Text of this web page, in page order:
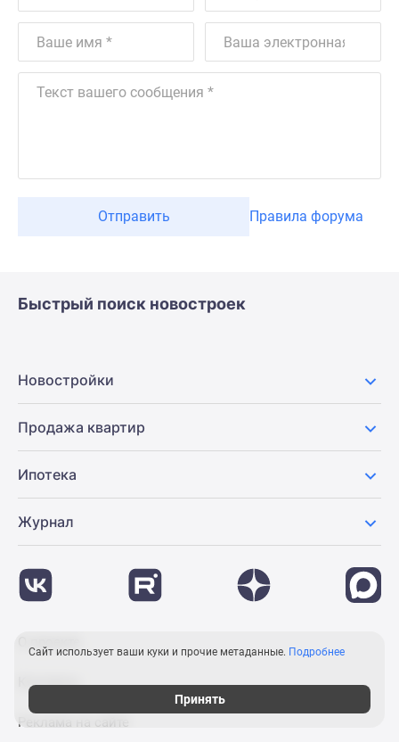
Отправить Правила форума
Быстрый поиск новостроек
Новостройки
Продажа квартир
Ипотека
Журнал
Контакты
Реклама на сайте
Сайт использует ваши куки и прочие метаданные. Подробнее
Принять